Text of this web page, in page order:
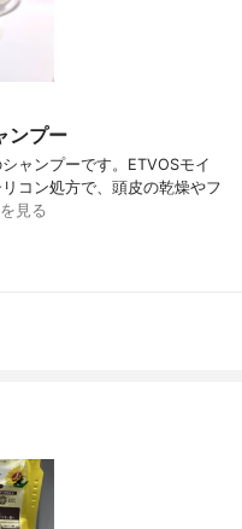
ンプー
ャンプーです。ETVOSモイ
コン処方で、頭皮の乾燥やフ
見る